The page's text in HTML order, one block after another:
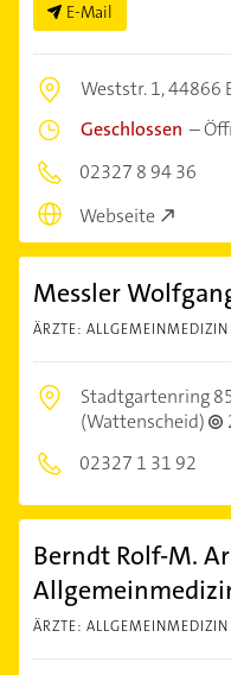
E-Mail
Weststr. 1,44866
Geschlossen –
02327 8 94 36
Webseite
Messler
ÄRZTE: ALLGEMEINMEDIZIN
Stadtgartenring
(Wattenscheid)
02327 1 31 92
Berndt Rolf-M.
ÄRZTE: ALLGEMEINMEDIZIN